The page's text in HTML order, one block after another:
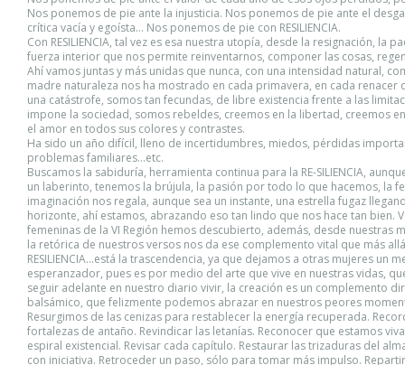
Nos ponemos de pie ante la injusticia. Nos ponemos de pie ante el
crítica vacía y egoísta… Nos ponemos de pie con RESILIENCIA.
Con RESILIENCIA, tal vez es esa nuestra utopía, desde la resignación, la
fuerza interior que nos permite reinventarnos, componer las cosas,
Ahí vamos juntas y más unidas que nunca, con una intensidad natural,
madre naturaleza nos ha mostrado en cada primavera, en cada renacer
una catástrofe, somos tan fecundas, de libre existencia frente a las
impone la sociedad, somos rebeldes, creemos en la libertad, creemos
el amor en todos sus colores y contrastes.
Ha sido un año difícil, lleno de incertidumbres, miedos, pérdidas
problemas familiares…etc.
Buscamos la sabiduría, herramienta continua para la RE-SILIENCIA,
un laberinto, tenemos la brújula, la pasión por todo lo que hacemos, la
imaginación nos regala, aunque sea un instante, una estrella fugaz
horizonte, ahí estamos, abrazando eso tan lindo que nos hace tan bien.
femeninas de la VI Región hemos descubierto, además, desde nuestras
la retórica de nuestros versos nos da ese complemento vital que más
RESILIENCIA…está la trascendencia, ya que dejamos a otras mujeres un
esperanzador, pues es por medio del arte que vive en nuestras vidas,
seguir adelante en nuestro diario vivir, la creación es un complemento
balsámico, que felizmente podemos abrazar en nuestros peores
Resurgimos de las cenizas para restablecer la energía recuperada.
fortalezas de antaño. Revindicar las letanías. Reconocer que estamos
espiral existencial. Revisar cada capítulo. Restaurar las trizaduras del
con iniciativa. Retroceder un paso, sólo para tomar más impulso.